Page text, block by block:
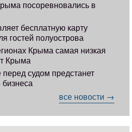
посоревновались в
бесплатную карту
гостей полуострова
Крыма самая низкая
Крыма
судом предстанет
бизнеса
все новости →